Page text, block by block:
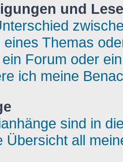
und
eines Themas
Forum oder
ich meine
sind in
Übersicht all